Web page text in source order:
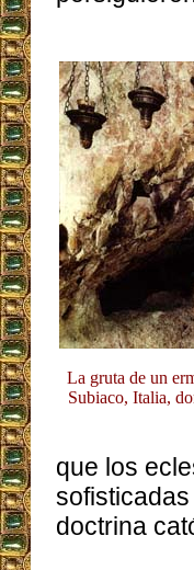
La gruta de un
Subiaco, Italia,
que los
doctrina